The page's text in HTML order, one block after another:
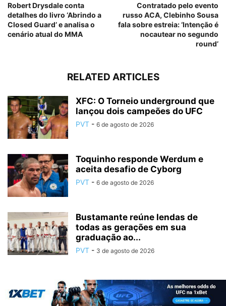
Robert Drysdale conta
detalhes do livro ‘Abrindo a
Closed Guard’ e analisa o
cenário atual do MMA
Contratado pelo evento
russo ACA, Clebinho Sousa
fala sobre estreia: ‘Intenção é
nocautear no segundo
round’
RELATED ARTICLES
XFC: O Torneio underground que
lançou dois campeões do UFC
PVT - 6 de agosto de 2026
Toquinho responde Werdum e
aceita desafio de Cyborg
PVT - 6 de agosto de 2026
Bustamante reúne lendas de
todas as gerações em sua
graduação ao...
PVT - 3 de agosto de 2026